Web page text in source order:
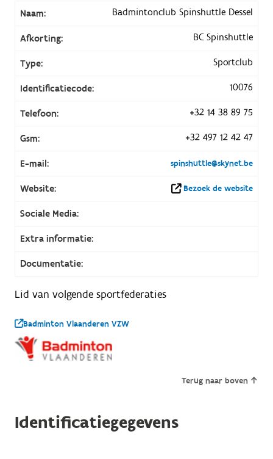
Naam: Badmintonclub Spinshuttle Dessel
Afkorting: BC Spinshuttle
Type: Sportclub
Identificatiecode: 10076
Telefoon: +32 14 38 89 75
Gsm: +32 497 12 42 47
E-mail: spinshuttle@skynet.be
Website: Bezoek de website
Sociale Media:
Extra informatie:
Documentatie:
Lid van volgende sportfederaties
Badminton Vlaanderen VZW
Terug naar boven
Identificatiegegevens